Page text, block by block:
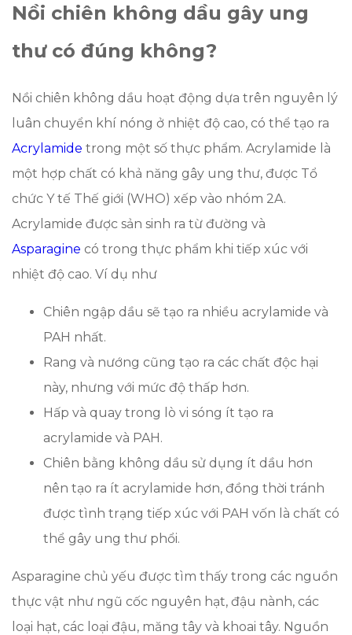
Nồi chiên không dầu gây ung
thư có đúng không?
Nồi chiên không dầu hoạt động dựa trên nguyên lý
luân chuyển khí nóng ở nhiệt độ cao, có thể tạo ra
Acrylamide trong một số thực phẩm. Acrylamide là
một hợp chất có khả năng gây ung thư, được Tổ
chức Y tế Thế giới (WHO) xếp vào nhóm 2A.
Acrylamide được sản sinh ra từ đường và
Asparagine có trong thực phẩm khi tiếp xúc với
nhiệt độ cao. Ví dụ như
Chiên ngập dầu sẽ tạo ra nhiều acrylamide và
PAH nhất.
Rang và nướng cũng tạo ra các chất độc hại
này, nhưng với mức độ thấp hơn.
Hấp và quay trong lò vi sóng ít tạo ra
acrylamide và PAH.
Chiên bằng không dầu sử dụng ít dầu hơn
nên tạo ra ít acrylamide hơn, đồng thời tránh
được tình trạng tiếp xúc với PAH vốn là chất có
thể gây ung thư phổi.
Asparagine chủ yếu được tìm thấy trong các nguồn
thực vật như ngũ cốc nguyên hạt, đậu nành, các
loại hạt, các loại đậu, măng tây và khoai tây. Nguồn